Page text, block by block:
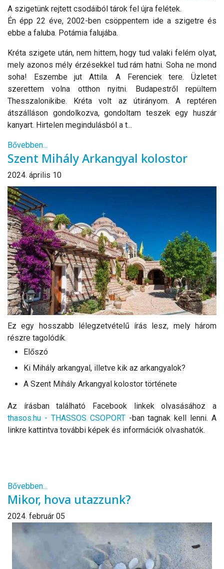
A szigetünk rejtett csodáiból tárok fel újra felétek.
Én épp 22 éve, 2002-ben csöppentem ide a szigetre és
ebbe a faluba. Potámia falujába.
Kréta szigete után, nem hittem, hogy tud valaki felém olyat,
mely azonos mély érzésekkel tud rám hatni. Soha ne mond
soha! Eszembe jut Attila. A Ferenciek tere. Üzletet
szerettem volna otthon nyitni. Budapestről repültem
Thesszalonikibe. Kréta volt az útirányom. A reptéren
átszálláson gondolkozva, gondoltam teszek egy huszár
kanyart. Hirtelen megindulásból a t...
Bővebben...
Szent Mihály Arkangyal kolostor
2024. április 10
Ez egy hosszabb lélegzetvételű írás lesz, mely három
részre tagolódik.
Előszó
Ki Mihály arkangyal, illetve kik az arkangyalok?
A Szent Mihály Arkangyal kolostor története
Az írásban található Facebook linkek olvasásához a
thasos.hu - THASSOS CSOPORT-ban tagnak kell lenni. A
linkre kattintva további képek és információk olvashatók.
Bővebben...
Mikor, hova utazzunk?
2024. február 05